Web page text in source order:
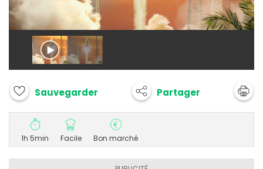
Sauvegarder Partager
1h 5min Facile Bon marché